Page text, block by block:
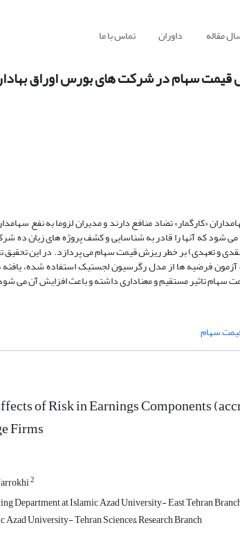
مقاله داوران تماس با ما
سهام در شرکت های بورس اوراق
«کارگمار» تضاد منافع دارند و مدیران لزوما به نفع
شود که آنها را قادر به شناسایی و کشف پروژه های زیان
زمانی1392-1388 بررسی شده است و جهت آزمون فرضیه ها از مدل رگرسیون لجستیک
تاثیر مستقیم و معناداری داشته و باعث افزایش آن می
سهام
of Risk in Earnings Components
Firms
2
Department at Islamic Azad University- East Tehran
University- Tehran Science& Research Branch